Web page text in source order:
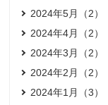
2024年5月（2）
2024年4月（2）
2024年3月（2）
2024年2月（2）
2024年1月（3）